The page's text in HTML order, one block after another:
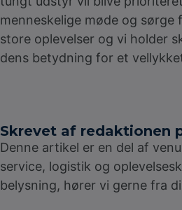
menneskelige møde og
store oplevelser og vi holder
dens betydning for et
Skrevet af redaktionen
Denne artikel er en del af
service, logistik og
belysning, hører vi gerne fra